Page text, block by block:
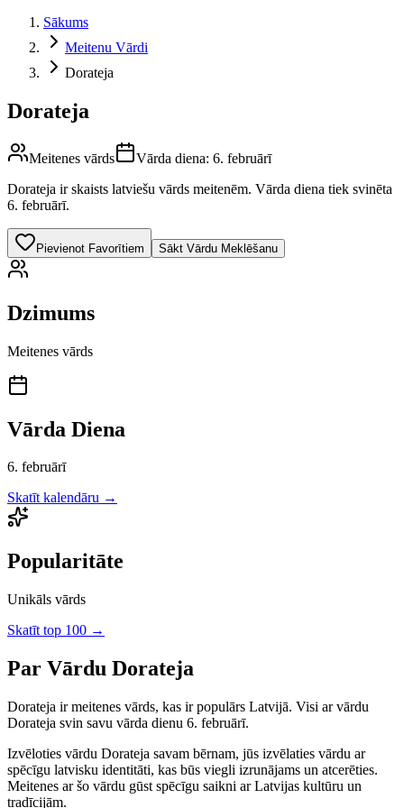
Sākums
Meitenu Vārdi
Dorateja
Dorateja
Meitenes vārds Vārda diena: 6. februārī
Dorateja ir skaists latviešu vārds meitenēm. Vārda diena tiek svinēta
6. februārī.
Pievienot Favorītiem Sākt Vārdu Meklēšanu
Dzimums
Meitenes vārds
Vārda Diena
6. februārī
Skatīt kalendāru →
Popularitāte
Unikāls vārds
Skatīt top 100 →
Par Vārdu Dorateja
Dorateja irmeitenes vārds, kas ir populārs Latvijā. Visi ar vārdu
Dorateja svin savu vārda dienu 6. februārī.
Izvēloties vārdu Dorateja savam bērnam, jūs izvēlaties vārdu ar
spēcīgu latvisku identitāti, kas būs viegli izrunājams un atcerēties.
Meitenes ar šo vārdu gūst spēcīgu saikni ar Latvijas kultūru un
tradīcijām.